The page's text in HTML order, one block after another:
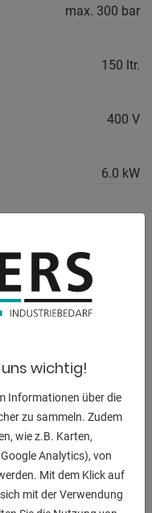
max. 300 bar
150 ltr.
400 V
6.0 kW
1930 x 1510 x 2390 mm
-
wichtig!
Informationen über die
zu sammeln. Zudem
wie z.B. Karten,
Analytics), von
Mit dem Klick auf
mit der Verwendung